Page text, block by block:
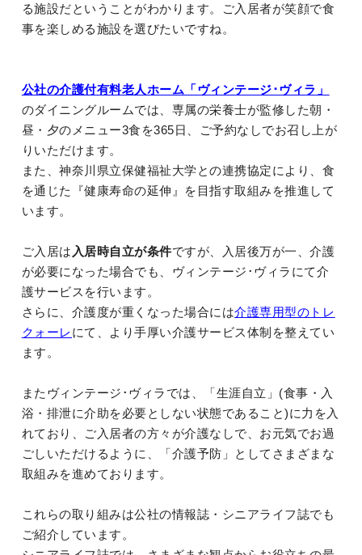
る施設だということがわかります。ご入居者が笑顔で食
事を楽しめる施設を選びたいですね。
公社の介護付有料老人ホーム「ヴィンテージ･ヴィラ」
のダイニングルームでは、専属の栄養士が監修した朝・
昼・夕のメニュー3食を365日、ご予約なしでお召し上が
りいただけます。
また、神奈川県立保健福祉大学との連携協定により、食
を通じた『健康寿命の延伸』を目指す取組みを推進して
います。
ご入居は 入居時自立が条件ですが、入居後万が一、介護
が必要になった場合でも、ヴィンテージ･ヴィラにて介
護サービスを行います。
さらに、介護度が重くなった場合には介護専用型のトレ
クォーレにて、より手厚い介護サービス体制を整えてい
ます。
またヴィンテージ･ヴィラでは、「生涯自立」(食事・入
浴・排泄に介助を必要としない状態であること)に力を入
れており、ご入居者の方々が介護なしで、お元気でお過
ごしいただけるように、「介護予防」としてさまざまな
取組みを進めております。
これらの取り組みは公社の情報誌・シニアライフ誌でも
ご紹介しています。